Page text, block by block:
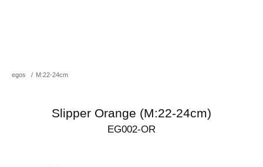
egos / M:22-24cm
Slipper Orange (M:22-24cm)
EG002-OR